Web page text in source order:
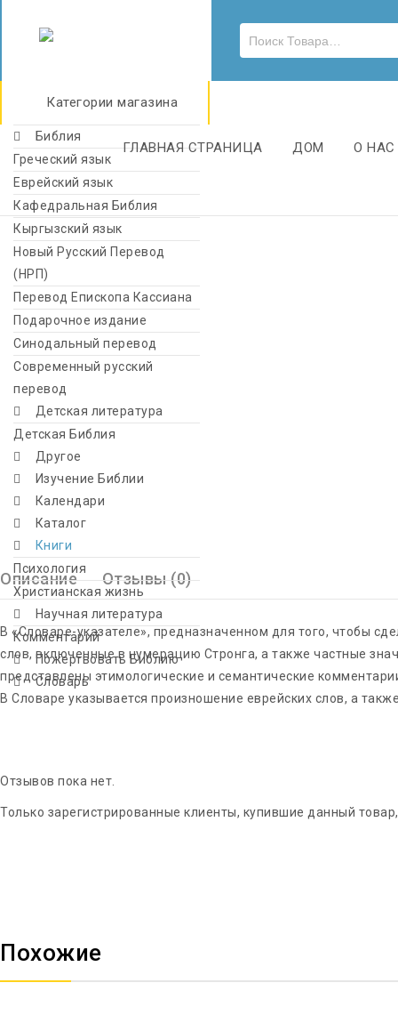
Категории магазина
Библия
Греческий язык
Еврейский язык
Кафедральная Библия
Кыргызский язык
Новый Русский Перевод
(НРП)
Перевод Епископа Кассиана
Подарочное издание
Синодальный перевод
Современный русский
перевод
Детская литература
Детская Библия
Другое
Изучение Библии
Календари
Каталог
Книги
Психология
Христианская жизнь
Научная литература
Комментарий
Пожертвовать Библию
Словарь
ГЛАВНАЯ СТРАНИЦА ДОМ О НАС
Описание Отзывы (0)
В «Словаре-указателе», предназначенном для того, чтобы
слов, включенные в нумерацию Стронга, а также частные
представлены этимологические и семантические
В Словаре указывается произношение еврейских слов, а
Отзывов пока нет.
Только зарегистрированные клиенты, купившие данный
Похожие